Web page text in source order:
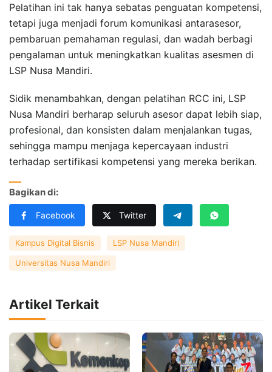
Pelatihan ini tak hanya sebatas penguatan kompetensi,
tetapi juga menjadi forum komunikasi antarasesor,
pembaruan pemahaman regulasi, dan wadah berbagi
pengalaman untuk meningkatkan kualitas asesmen di
LSP Nusa Mandiri.
Sidik menambahkan, dengan pelatihan RCC ini, LSP
Nusa Mandiri berharap seluruh asesor dapat lebih siap,
profesional, dan konsisten dalam menjalankan tugas,
sehingga mampu menjaga kepercayaan industri
terhadap sertifikasi kompetensi yang mereka berikan.
Bagikan di:
Facebook Twitter
Kampus Digital Bisnis LSP Nusa Mandiri
Universitas Nusa Mandiri
Artikel Terkait